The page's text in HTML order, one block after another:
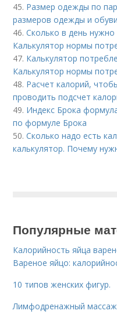
45. Размер одежды по
размеров одежды и обуви
46.Сколько в день нужно
Калькулятор нормы
47. Калькулятор
Калькулятор нормы
48. Расчет калорий,
проводить подсчет
49. Индекс Брока
по формуле Брока
50.Сколько надо есть
калькулятор. Почему
Популярные
Калорийность яйца
Вареное яйцо:
10 типов женских фигур.
Лимфодренажный массаж